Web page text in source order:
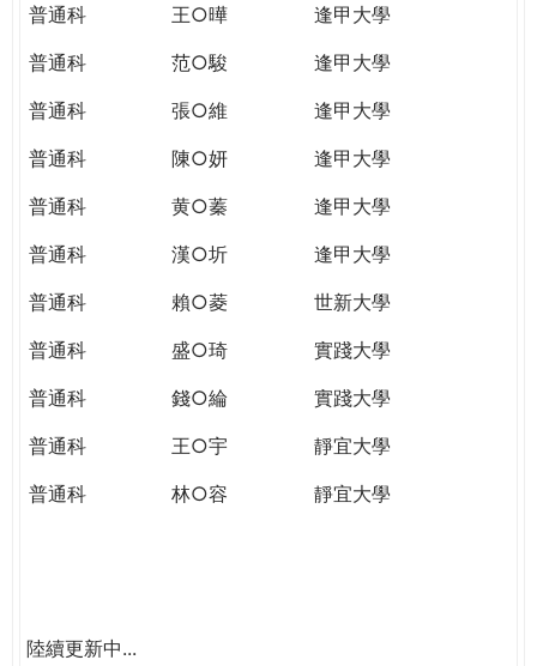
普通科
王○曄
逢甲大學
普通科
范○駿
逢甲大學
普通科
張○維
逢甲大學
普通科
陳○妍
逢甲大學
普通科
黄○蓁
逢甲大學
普通科
漢○圻
逢甲大學
普通科
賴○菱
世新大學
普通科
盛○琦
實踐大學
普通科
錢○綸
實踐大學
普通科
王○宇
靜宜大學
普通科
林○容 靜宜大學
陸續更新中...